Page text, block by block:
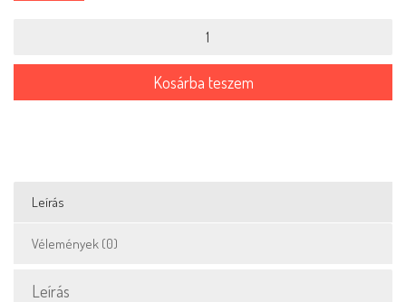
-
Kosárba teszem
Leírás
Vélemények (0)
Leírás